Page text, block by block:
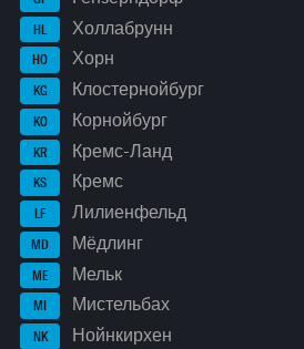
HL Холлабрунн
HO Хорн
KG Клостернойбург
KO Корнойбург
KR Кремс-Ланд
KS Кремс
LF Лилиенфельд
MD Мёдлинг
ME Мельк
MI Мистельбах
NK Нойнкирхен